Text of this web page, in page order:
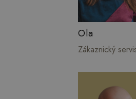
Ola
Zákaznický